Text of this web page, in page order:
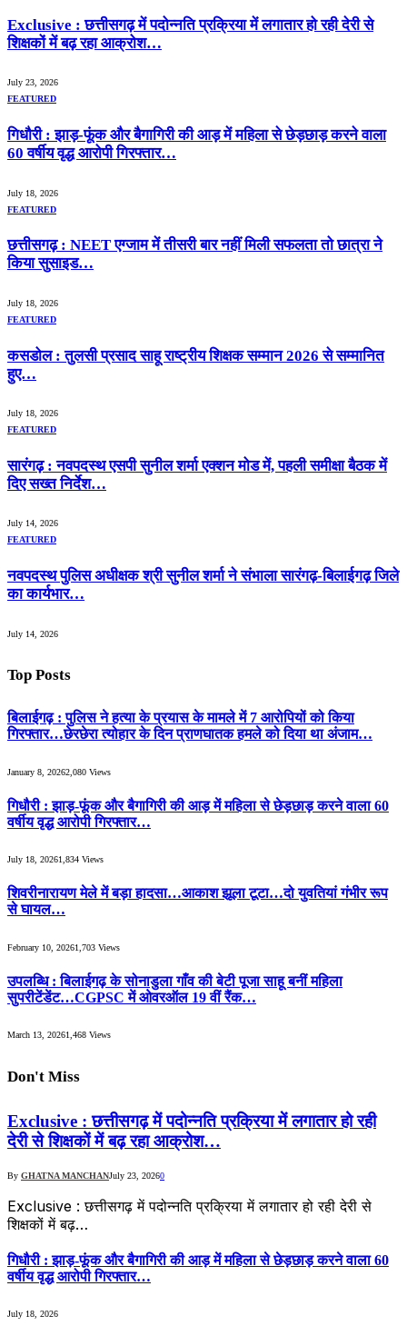
Exclusive : छत्तीसगढ़ में पदोन्नति प्रक्रिया में लगातार हो रही देरी से
शिक्षकों में बढ़ रहा आक्रोश…
July 23, 2026
FEATURED
गिधौरी : झाड़-फूंक और बैगागिरी की आड़ में महिला से छेड़छाड़ करने वाला
60 वर्षीय वृद्ध आरोपी गिरफ्तार…
July 18, 2026
FEATURED
छत्तीसगढ़ : NEET एग्जाम में तीसरी बार नहीं मिली सफलता तो छात्रा ने
किया सुसाइड…
July 18, 2026
FEATURED
कसडोल : तुलसी प्रसाद साहू राष्ट्रीय शिक्षक सम्मान 2026 से सम्मानित
हुए…
July 18, 2026
FEATURED
सारंगढ़ : नवपदस्थ एसपी सुनील शर्मा एक्शन मोड में, पहली समीक्षा बैठक में
दिए सख्त निर्देश…
July 14, 2026
FEATURED
नवपदस्थ पुलिस अधीक्षक श्री सुनील शर्मा ने संभाला सारंगढ़-बिलाईगढ़ जिले
का कार्यभार…
July 14, 2026
Top Posts
बिलाईगढ़ : पुलिस ने हत्या के प्रयास के मामले में 7 आरोपियों को किया
गिरफ्तार…छेरछेरा त्योहार के दिन प्राणघातक हमले को दिया था अंजाम…
January 8, 20262,080 Views
गिधौरी : झाड़-फूंक और बैगागिरी की आड़ में महिला से छेड़छाड़ करने वाला 60
वर्षीय वृद्ध आरोपी गिरफ्तार…
July 18, 20261,834 Views
शिवरीनारायण मेले में बड़ा हादसा…आकाश झूला टूटा…दो युवतियां गंभीर रूप
से घायल…
February 10, 20261,703 Views
उपलब्धि : बिलाईगढ़ के सोनाडुला गाँव की बेटी पूजा साहू बनीं महिला
सुपरीटेंडेंट…CGPSC में ओवरऑल 19 वीं रैंक…
March 13, 20261,468 Views
Don't Miss
Exclusive : छत्तीसगढ़ में पदोन्नति प्रक्रिया में लगातार हो रही
देरी से शिक्षकों में बढ़ रहा आक्रोश…
By GHATNA MANCHANJuly 23, 20260
Exclusive : छत्तीसगढ़ में पदोन्नति प्रक्रिया में लगातार हो रही देरी से
शिक्षकों में बढ़…
गिधौरी : झाड़-फूंक और बैगागिरी की आड़ में महिला से छेड़छाड़ करने वाला 60
वर्षीय वृद्ध आरोपी गिरफ्तार…
July 18, 2026